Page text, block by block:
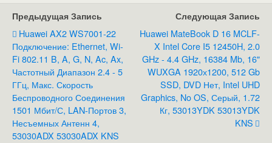
Предыдущая Запись
Huawei AX2 WS7001-22
Подключение: Ethernet, Wi-
Fi 802.11 B, A, G, N, Ac, Ax,
Частотный Диапазон 2.4 - 5
ГГц, Макс. Скорость
Беспроводного Соединения
1501 Мбит/с, LAN-Портов 3,
Несъемных Антенн 4,
53030ADX 53030ADX KNS
Следующая Запись
Huawei MateBook D 16 MCLF-
X Intel Core I5 12450H, 2.0
GHz - 4.4 GHz, 16384 Mb, 16"
WUXGA 1920х1200, 512 Gb
SSD, DVD Нет, Intel UHD
Graphics, No OS, Серый, 1.72
Кг, 53013YDK 53013YDK
KNS